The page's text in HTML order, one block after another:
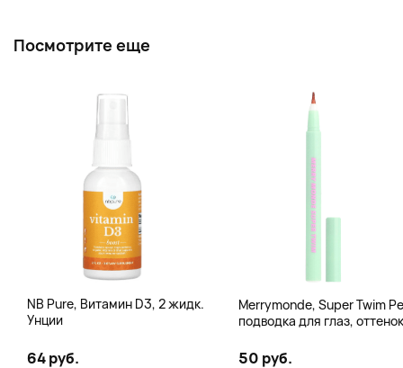
Посмотрите еще
NB Pure, Витамин D3, 2 жидк.
Унции
64 руб.
Merrymonde, Super Twim
подводка для глаз, оттенок
жидк. унции)
50 руб.